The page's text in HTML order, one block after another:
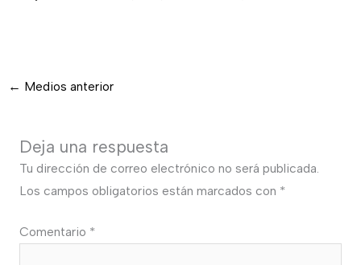
← Medios anterior
Deja una respuesta
Tu dirección de correo electrónico no será publicada.
Los campos obligatorios están marcados con *
Comentario *